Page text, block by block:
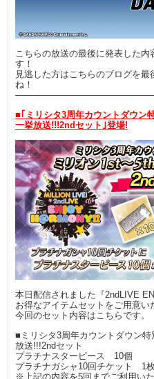
こちらの放送の最後に発表した内
す！
見逃した方はこちらのブログを
ね！
■｢ ミリシタ3周年カウントダウン
一挙放送!!!2ndセット ｣登場!
本日配信されました『2ndLIVE
お得なアイテムセットをご用意い
今回のセット内容はこちらです。
■ミリシタ3周年カウントダウン
放送!!!2ndセット
プラチナスターピース 10個
プラチナガシャ10回チケット 1
※上記の内容を5回までご利用い